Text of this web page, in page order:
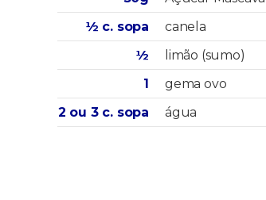
½ c. sopa
canela
½
limão (sumo)
1
gema ovo
2 ou 3 c. sopa
água